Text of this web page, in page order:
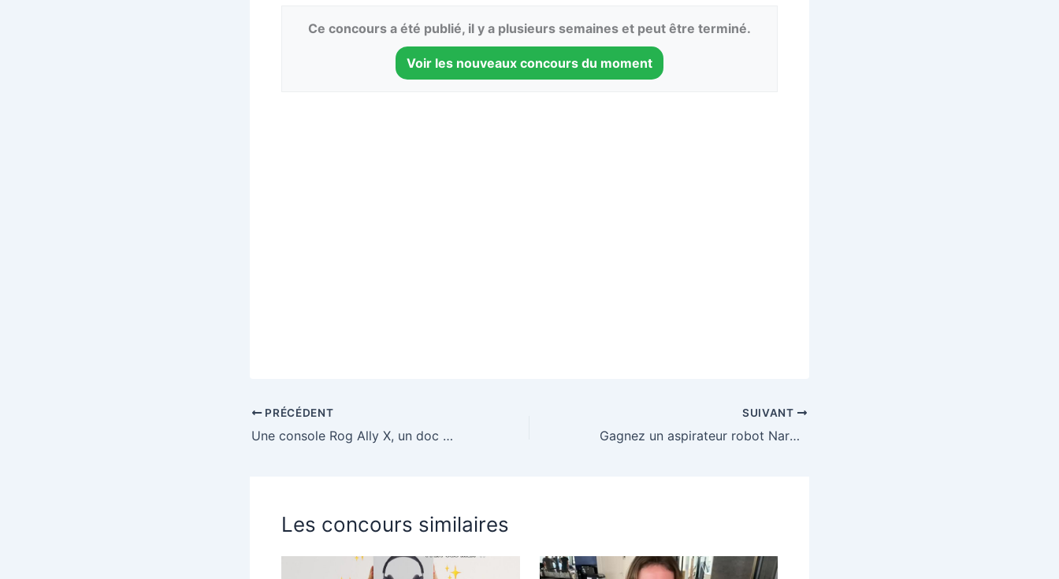
Ce concours a été publié, il y a plusieurs semaines et peut être terminé.
Voir les nouveaux concours du moment
PRÉCÉDENT
Une console Rog Ally X, un doc customisé Savara, et une édition collector de Savara
SUIVANT
Gagnez un aspirateur robot Narwal Flow d’une valeur de 1299€
Les concours similaires